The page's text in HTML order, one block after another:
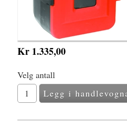
Kr 1.335,00
Velg antall